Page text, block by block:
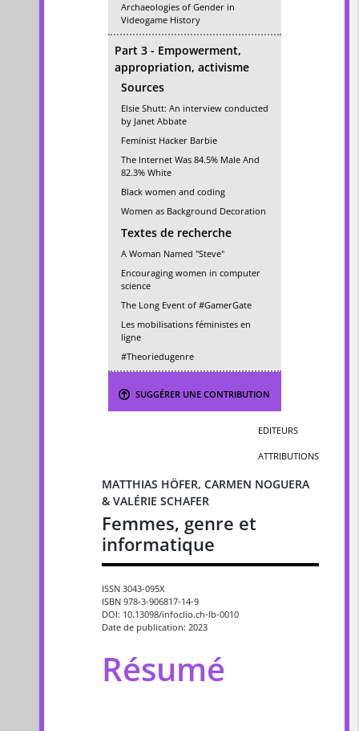
Archaeologies of Gender in
Videogame History
Part 3 - Empowerment,
appropriation, activisme
Sources
Elsie Shutt: An interview conducted
by Janet Abbate
Feminist Hacker Barbie
The Internet Was 84.5% Male And
82.3% White
Black women and coding
Women as Background Decoration
Textes de recherche
A Woman Named "Steve"
Encouraging women in computer
science
The Long Event of #GamerGate
Les mobilisations féministes en
ligne
#Theoriedugenre
SUGGÉRER UNE CONTRIBUTION
EDITEURS
ATTRIBUTIONS
MATTHIAS HÖFER, CARMEN NOGUERA
& VALÉRIE SCHAFER
Femmes, genre et
informatique
ISSN 3043-095X
ISBN 978-3-906817-14-9
DOI: 10.13098/infoclio.ch-lb-0010
Date de publication: 2023
Résumé